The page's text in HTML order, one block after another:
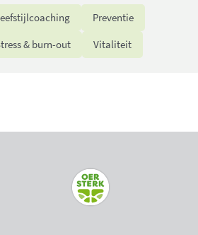
Preventie
& burn-out
Vitaliteit